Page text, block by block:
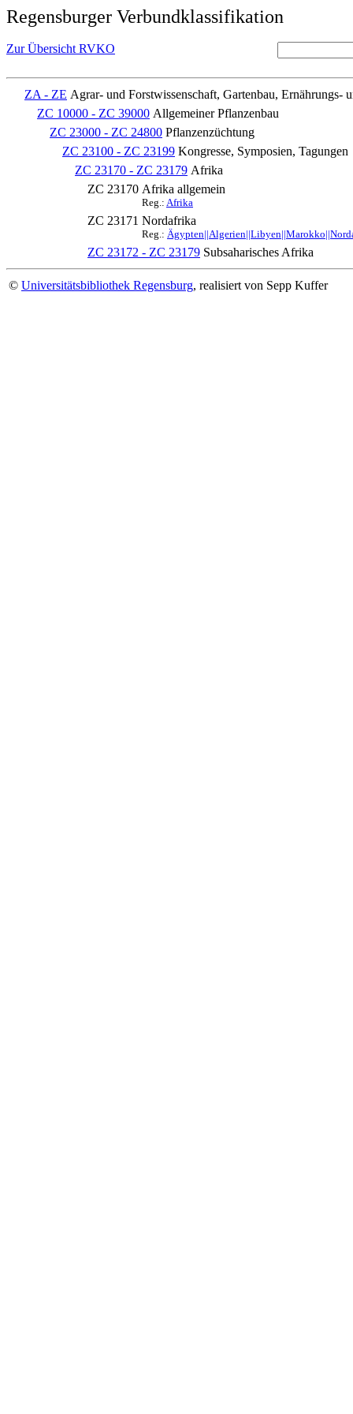
Regensburger Verbundklassifikation
Zur Übersicht RVKO
ZA - ZE Agrar- und Forstwissenschaft, Gartenbau, Ernährungs-
ZC 10000 - ZC 39000 Allgemeiner Pflanzenbau
ZC 23000 - ZC 24800 Pflanzenzüchtung
ZC 23100 - ZC 23199 Kongresse, Symposien, Tagungen
ZC 23170 - ZC 23179 Afrika
ZC 23170 Afrika allgemein
Reg.: Afrika
ZC 23171 Nordafrika
Reg.:
ZC 23172 - ZC 23179 Subsaharisches Afrika
© Universitätsbibliothek Regensburg, realisiert von Sepp Kuffer